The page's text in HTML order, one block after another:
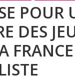
POUR
DES
FRANCE